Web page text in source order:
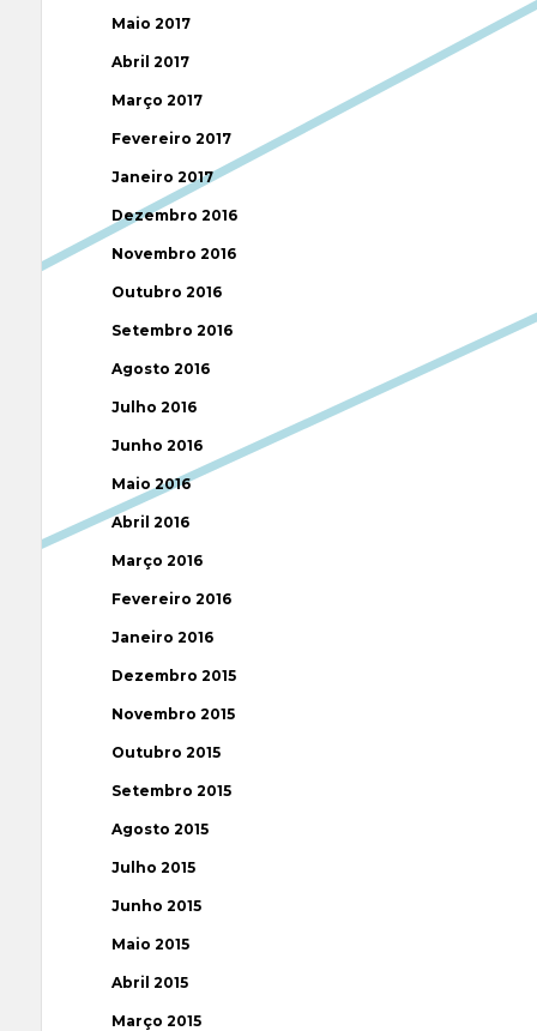
Maio 2017
Abril 2017
Março 2017
Fevereiro 2017
Janeiro 2017
Dezembro 2016
Novembro 2016
Outubro 2016
Setembro 2016
Agosto 2016
Julho 2016
Junho 2016
Maio 2016
Abril 2016
Março 2016
Fevereiro 2016
Janeiro 2016
Dezembro 2015
Novembro 2015
Outubro 2015
Setembro 2015
Agosto 2015
Julho 2015
Junho 2015
Maio 2015
Abril 2015
Março 2015